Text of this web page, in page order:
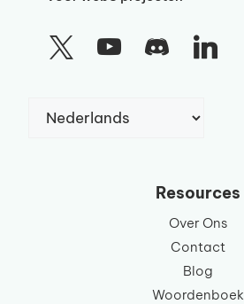
een
Resources
Over Ons
Contact
Blog
Woordenboek